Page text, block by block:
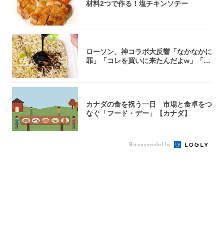
材料2つで作る！塩チキンソテー
ローソン、神コラボ大反響「なかなかに
罪」「コレを買いに来たんだよw」「３
カナダの食を祝う一日 市場と食卓をつ
なぐ「フード・デー」【カナダ】
Recommended by